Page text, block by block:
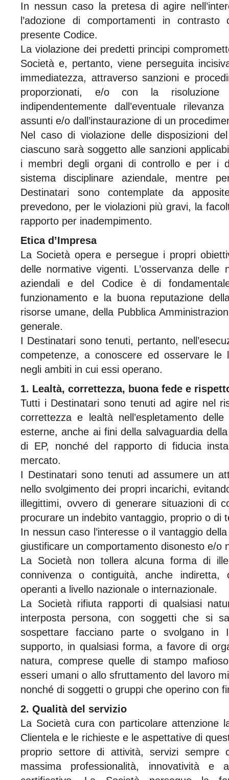
In nessun caso la pretesa di agire
l’adozione di comportamenti in
presente Codice.
La violazione dei predetti principi
Società e, pertanto, viene perseguita
immediatezza, attraverso sanzioni e
proporzionati, e/o con la
indipendentemente dall’eventuale
assunti e/o dall’instaurazione di un
Nel caso di violazione delle disposizioni
ciascuno sarà soggetto alle sanzioni
i membri degli organi di controllo e per i
sistema disciplinare aziendale, mentre
Destinatari sono contemplate da
prevedono, per le violazioni più gravi, la
rapporto per inadempimento.
Etica d’Impresa
La Società opera e persegue i propri
delle normative vigenti. L’osservanza
aziendali e del Codice è di
funzionamento e la buona reputazione
risorse umane, della Pubblica
generale.
I Destinatari sono tenuti, pertanto,
competenze, a conoscere ed osservare le
negli ambiti in cui essi operano.
1. Lealtà, correttezza, buona fede e
Tutti i Destinatari sono tenuti ad agire nel
correttezza e lealtà nell’espletamento
esterne, anche ai fini della salvaguardia
di EP, nonché del rapporto di fiducia
mercato.
I Destinatari sono tenuti ad assumere un
nello svolgimento dei propri incarichi,
illegittimi, ovvero di generare situazioni di
procurare un indebito vantaggio, proprio o di
In nessun caso l’interesse o il vantaggio
giustificare un comportamento disonesto e/o
La Società non tollera alcuna forma di
connivenza o contiguità, anche indiretta,
operanti a livello nazionale o internazionale.
La Società rifiuta rapporti di qualsiasi
interposta persona, con soggetti che si
sospettare facciano parte o svolgano in
supporto, in qualsiasi forma, a favore di
natura, comprese quelle di stampo
esseri umani o allo sfruttamento del lavoro
nonché di soggetti o gruppi che operino con
2. Qualità del servizio
La Società cura con particolare attenzione
Clientela e le richieste e le aspettative di
proprio settore di attività, servizi sempre
massima professionalità, innovatività e